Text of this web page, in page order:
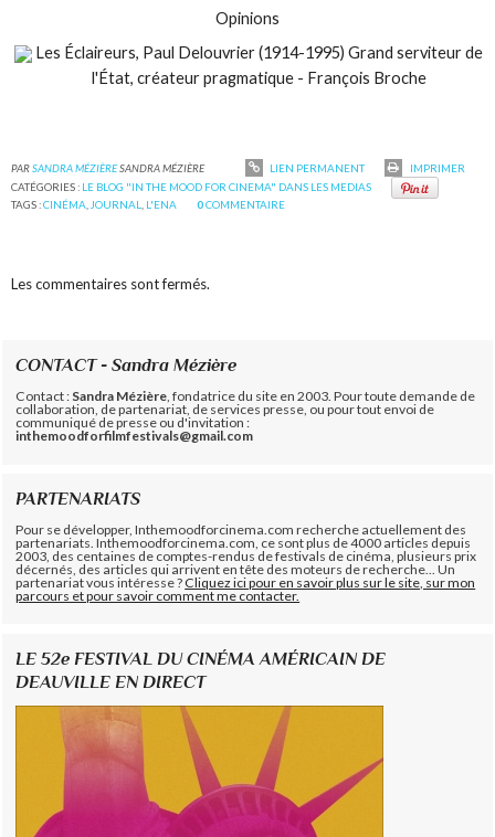
Opinions
Les Éclaireurs, Paul Delouvrier (1914-1995) Grand serviteur de
l'État, créateur pragmatique - François Broche
PARSANDRA MÉZIÈRESANDRA MÉZIÈRE LIEN PERMANENT
IMPRIMER
CATÉGORIES : LE BLOG "IN THE MOOD FOR CINEMA" DANS LES MEDIAS
TAGS :CINÉMA JOURNAL L'ENA 0COMMENTAIRE
Les commentaires sont fermés.
CONTACT - Sandra Mézière
Contact : Sandra Mézière , fondatrice du site en 2003. Pour toute demande de
collaboration, de partenariat, de services presse, ou pour tout envoi de
communiqué de presse ou d'invitation :
inthemoodforfilmfestivals@gmail.com
PARTENARIATS
Pour se développer, Inthemoodforcinema.com recherche actuellement des
partenariats. Inthemoodforcinema.com, ce sont plus de 4000 articles depuis
2003, des centaines de comptes-rendus de festivals de cinéma, plusieurs prix
décernés, des articles qui arrivent en tête des moteurs de recherche... Un
partenariat vous intéresse ?Cliquez ici pour en savoir plus sur le site, sur mon
parcours et pour savoir comment me contacter.
LE 52e FESTIVAL DU CINÉMA AMÉRICAIN DE
DEAUVILLE EN DIRECT